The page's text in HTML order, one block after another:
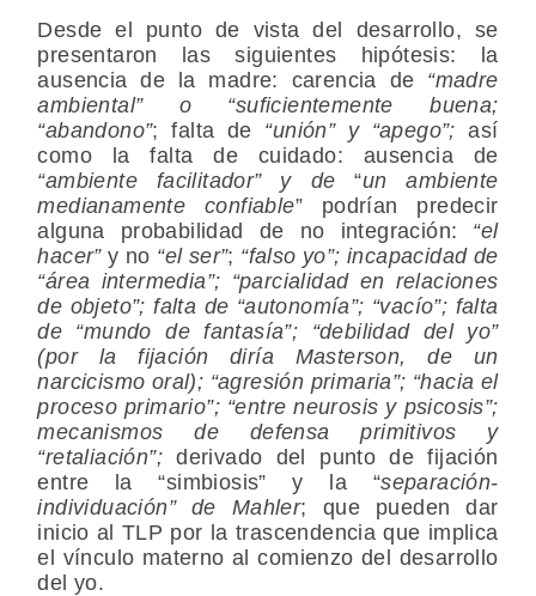
Desde el punto de vista del desarrollo, se
presentaron las siguientes hipótesis: la
ausencia de la madre: carencia de “madre
ambiental” o “suficientemente buena;
“abandono”; falta de “unión” y “apego”; así
como lafalta de cuidado: ausencia de
“ambiente facilitador” y de“un ambiente
medianamente confiable” podrían predecir
alguna probabilidad de no integración:
“el
hacer”y no “el ser”; “falso yo”; incapacidad de
“área intermedia”; “parcialidad en relaciones
de objeto”; falta de “autonomía”; “vacío”; falta
de “mundo de fantasía”; “debilidad del yo”
(por la fijación diría Masterson, de un
narcicismo oral); “agresión primaria”; “hacia el
proceso primario”; “entre neurosis y psicosis”;
mecanismos de defensa primitivos y
“retaliación”;derivado del punto de fijación
entre la “simbiosis” y la “separación-
individuación” de Mahler; que pueden dar
inicio al TLP por la trascendencia que implica
el vínculo materno al comienzo del desarrollo
del yo.